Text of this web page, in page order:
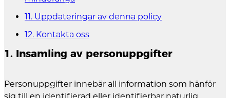
11. Uppdateringar av denna policy
12. Kontakta oss
1. Insamling av personuppgifter
Personuppgifter innebär all information som hänför